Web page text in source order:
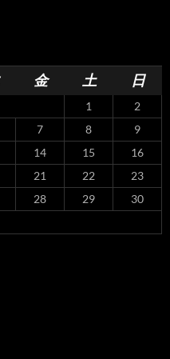
金 土 日
1
2
7 8
9
14 15
16
21 22
23
28 29
30